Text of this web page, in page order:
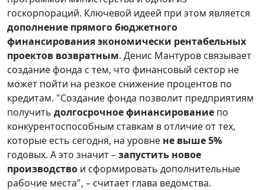
госкорпораций. Ключевой идеей при этом является
дополнение прямого бюджетного
финансирования экономически рентабельных
проектов возвратным. Денис Мантуров связывает
создание фонда с тем, что финансовый сектор не
может пойти на резкое снижение процентов по
кредитам. "Создание фонда позволит предприятиям
получить долгосрочное финансирование по
конкурентоспособным ставкам в отличие от тех,
которые есть сегодня, на уровне не выше 5%
годовых. А это значит –запустить новое
производство и сформировать дополнительные
рабочие места", – считает глава ведомства.